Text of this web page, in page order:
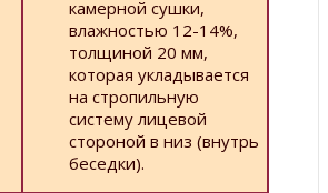
камерной сушки,
влажностью 12-14%,
толщиной 20 мм,
которая укладывается
на стропильную
систему лицевой
стороной в низ (внутрь
беседки).